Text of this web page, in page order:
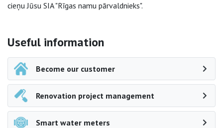
cieņu Jūsu SIA "Rīgas namu pārvaldnieks".
Side navigation
Useful information
Become our customer
Renovation project management
Smart water meters